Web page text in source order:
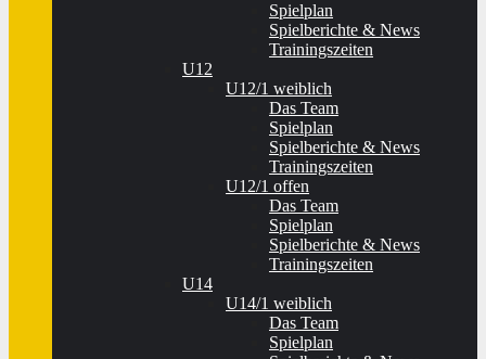
Spielplan
Spielberichte & News
Trainingszeiten
U12
U12/1 weiblich
Das Team
Spielplan
Spielberichte & News
Trainingszeiten
U12/1 offen
Das Team
Spielplan
Spielberichte & News
Trainingszeiten
U14
U14/1 weiblich
Das Team
Spielplan